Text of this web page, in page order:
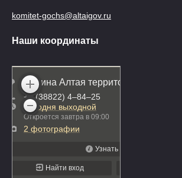
komitet-gochs@altaigov.ru
Наши координаты